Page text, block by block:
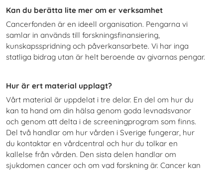
Kan du berätta lite mer om er verksamhet
Cancerfonden är en ideell organisation. Pengarna vi
samlar in används till forskningsfinansiering,
kunskapsspridning och påverkansarbete. Vi har inga
statliga bidrag utan är helt beroende av givarnas pengar.
Hur är ert material upplagt?
Vårt material är uppdelat i tre delar. En del om hur du
kan ta hand om din hälsa genom goda levnadsvanor
och genom att delta i de screeningprogram som finns.
Del två handlar om hur vården i Sverige fungerar, hur
du kontaktar en vårdcentral och hur du tolkar en
kallelse från vården. Den sista delen handlar om
sjukdomen cancer och om vad forskning är. Cancer kan